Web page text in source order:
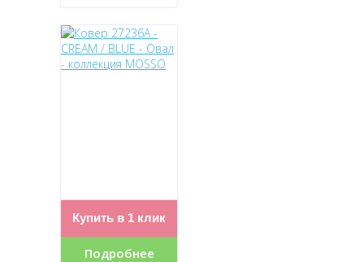
Купить в 1 клик
Подробнее